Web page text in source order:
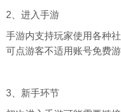
2、进入手游
手游内支持玩家使用各种
可点游客不适用账号免费
3、新手环节